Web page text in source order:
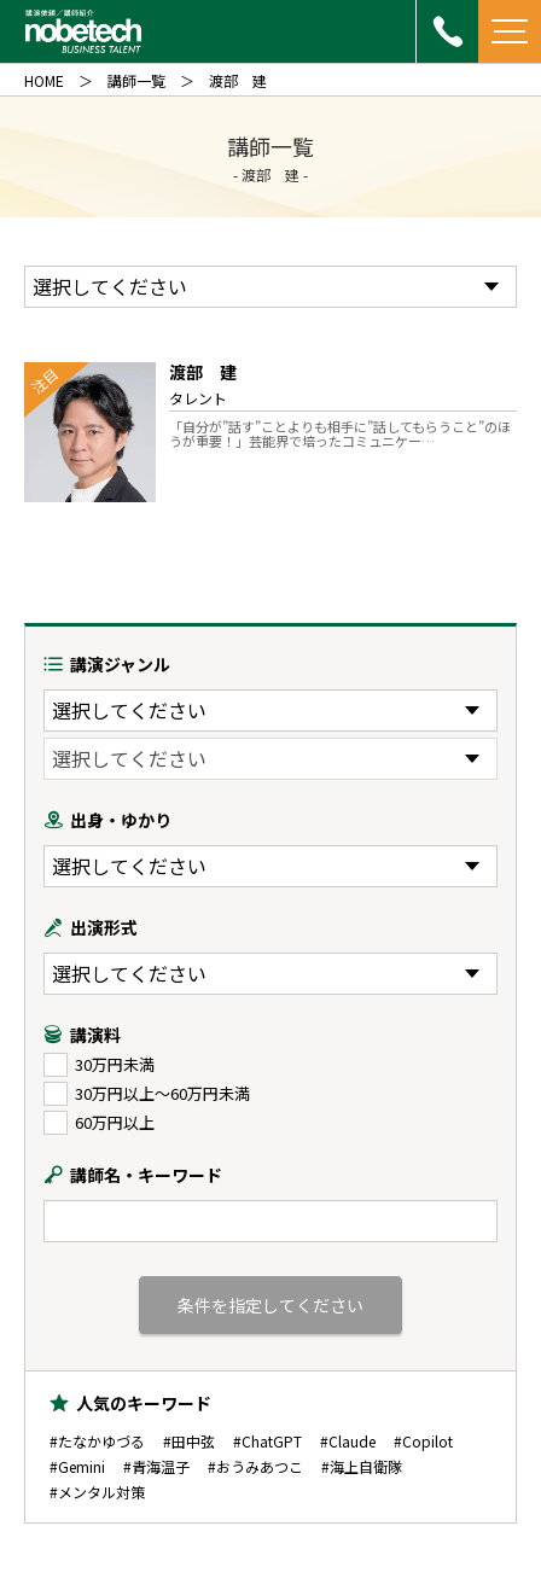
講師一覧
- 渡部 建 -
HOME 講師一覧 渡部 建
注目 渡部 建
タレント
「自分が”話す”ことよりも相手に”話してもらうこと”のほ
うが重要！」芸能界で培ったコミュニケー…
講演ジャンル
出身・ゆかり
出演形式
講演料
30万円未満
30万円以上〜60万円未満
60万円以上
講師名・キーワード
人気のキーワード
#たなかゆづる #田中弦 #ChatGPT #Claude
#Copilot
#Gemini
#青海温子 #おうみあつこ
#海上自衛隊
#メンタル対策